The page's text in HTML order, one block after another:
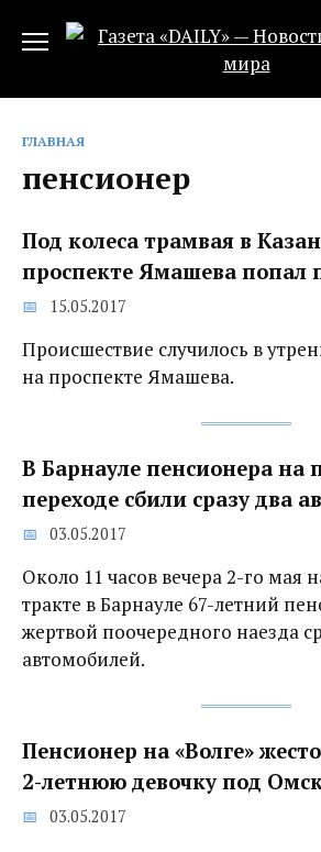
ГЛАВНАЯ
пенсионер
Под колеса трамвая в
проспекте Ямашева попал
15.05.2017
Происшествие случилось в
на проспекте Ямашева.
В Барнауле пенсионера на
переходе сбили сразу два
03.05.2017
Около 11 часов вечера 2-го мая
тракте в Барнауле 67-летний
жертвой поочередного наезда
автомобилей.
Пенсионер на «Волге»
2-летнюю девочку под
03.05.2017